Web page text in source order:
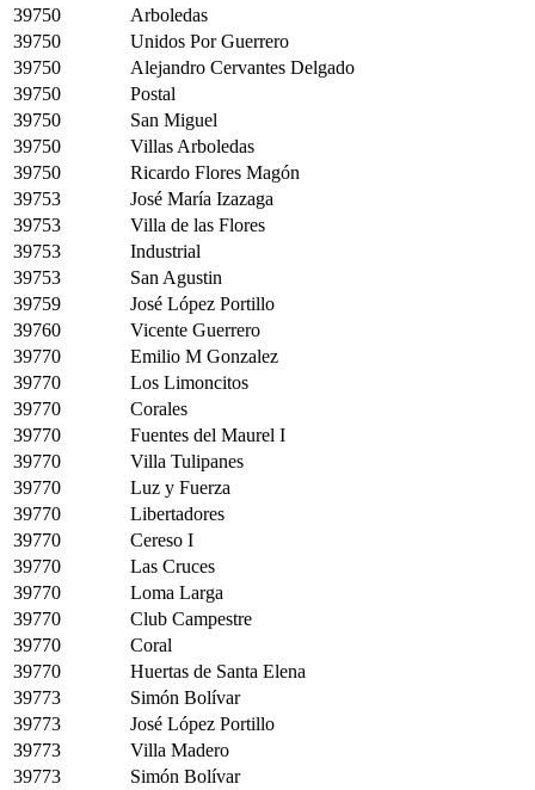
39750
Arboledas
39750
Unidos Por Guerrero
39750
Alejandro Cervantes Delgado
39750
Postal
39750
San Miguel
39750
Villas Arboledas
39750
Ricardo Flores Magón
39753
José María Izazaga
39753
Villa de las Flores
39753
Industrial
39753
San Agustin
39759
José López Portillo
39760
Vicente Guerrero
39770
Emilio M Gonzalez
39770
Los Limoncitos
39770
Corales
39770
Fuentes del Maurel I
39770
Villa Tulipanes
39770
Luz y Fuerza
39770
Libertadores
39770
Cereso I
39770
Las Cruces
39770
Loma Larga
39770
Club Campestre
39770
Coral
39770
Huertas de Santa Elena
39773
Simón Bolívar
39773
José López Portillo
39773
Villa Madero
39773
Simón Bolívar